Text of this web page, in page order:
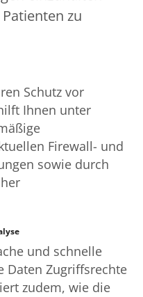
zu
Schutz vor
Ihnen unter
Firewall- und
sowie durch
und schnelle
Daten Zugriffsrechte
zudem, wie die